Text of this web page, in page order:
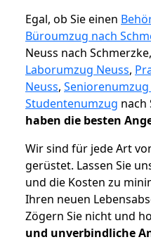
Egal, ob Sie einen
Büroumzug nach
Neuss nach Schmerzke,
Laborumzug Neuss,
Neuss, Seniorenumzug
Studentenumzug nach
haben die besten
Wir sind für jede Art
gerüstet. Lassen Sie
und die Kosten zu
Ihren neuen
Zögern Sie nicht und
und unverbindliche